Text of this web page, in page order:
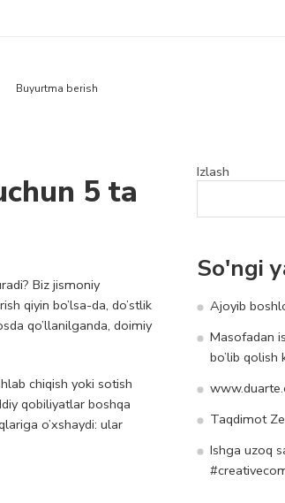
Buyurtma berish
5 ta
Biz jismoniy
qiyin bo’lsa-da, do’stlik
qo’llanilganda, doimiy
chiqish yoki sotish
qobiliyatlar boshqa
o’xshaydi: ular
Izlash
So'ngi
Ajoyib
Masofadan
bo’lib qolish
Taqdimot
Ishga uzoq